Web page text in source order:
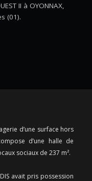
II à OYONNAX,
(01).
d’une surface hors
d’une halle de
sociaux de 237 m².
avait pris possession